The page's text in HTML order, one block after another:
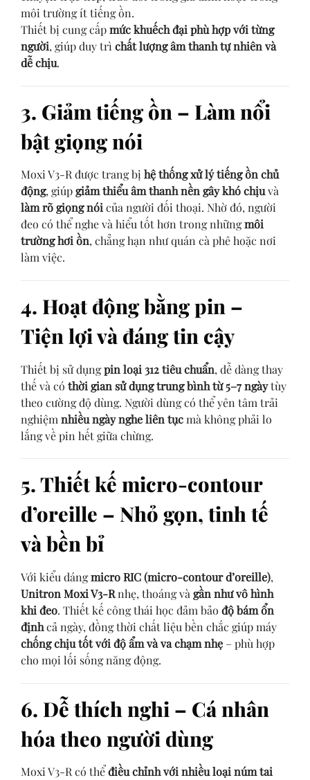
môi trường ít tiếng ồn.
Thiết bị cung cấpmức khuếch đại phù hợp với từng
người, giúp duy trìchất lượng âm thanh tự nhiên và
dễ chịu.
3. Giảm tiếng ồn – Làm nổi
bật giọng nói
Moxi V3-R được trang bịhệ thống xử lý tiếng ồn chủ
động, giúpgiảm thiểu âm thanh nền gây khó chịuvà
làm rõ giọng nóicủa người đối thoại. Nhờ đó, người
đeo có thể nghe và hiểu tốt hơn trong nhữngmôi
trường hơi ồn, chẳng hạn như quán cà phê hoặc nơi
làm việc.
4. Hoạt động bằng pin –
Tiện lợi và đáng tin cậy
Thiết bị sử dụngpin loại 312 tiêu chuẩn, dễ dàng thay
thế và có thời gian sử dụng trung bình từ 5–7 ngàytùy
theo cường độ dùng. Người dùng có thể yên tâm trải
nghiệm nhiều ngày nghe liên tụcmà không phải lo
lắng về pin hết giữa chừng.
5. Thiết kế micro-contour
d’oreille – Nhỏ gọn, tinh tế
và bền bỉ
Với kiểu dángmicro RIC (micro-contour d’oreille),
Unitron Moxi V3-Rnhẹ, thoáng và gần như vô hình
khi đeo. Thiết kế công thái học đảm bảo độ bám ổn
địnhcả ngày, đồng thời chất liệu bền chắc giúp máy
chống chịu tốt với độ ẩm và va chạm nhẹ – phù hợp
cho mọi lối sống năng động.
6. Dễ thích nghi – Cá nhân
hóa theo người dùng
Moxi V3-R có thểđiều chỉnh với nhiều loại núm tai